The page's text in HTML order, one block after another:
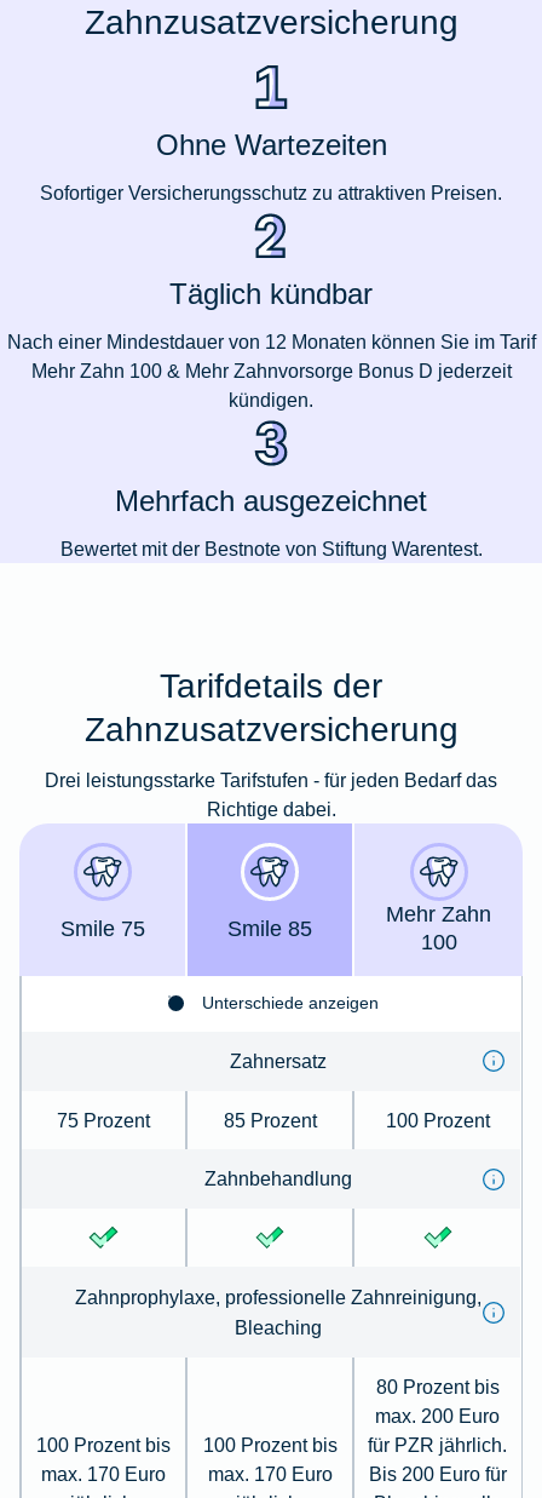
Zahnzusatzversicherung
Ohne Wartezeiten
Sofortiger Versicherungsschutz zu attraktiven Preisen.
Täglich kündbar
Nach einer Mindestdauer von 12 Monaten können Sie im Tarif
Mehr Zahn 100 & Mehr Zahnvorsorge Bonus D jederzeit
kündigen.
Mehrfach ausgezeichnet
Bewertet mit der Bestnote von Stiftung Warentest.
Tarifdetails der
Zahnzusatzversicherung
Drei leistungsstarke Tarifstufen - für jeden Bedarf das
Richtige dabei.
Smile 75 Smile 85
Mehr Zahn
100
Unterschiede anzeigen
Zahnersatz
75 Prozent 85 Prozent 100 Prozent
Zahnbehandlung
Zahn­prophylaxe, pro­fessionelle Zahn­reinigung,
Bleaching
100 Prozent bis
max. 170 Euro
100 Prozent bis
max. 170 Euro
80 Prozent bis
max. 200 Euro
für PZR jährlich.
Bis 200 Euro für